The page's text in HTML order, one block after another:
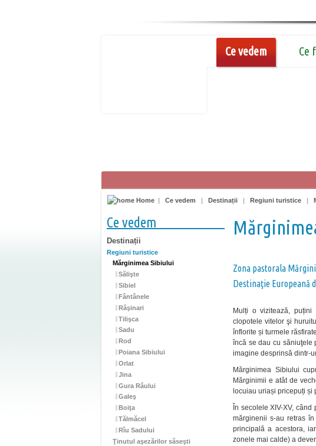
Ce vedem Ce
Home | Ce vedem | Destinații | Regiuni turistice |
Ce vedem
Destinații
Regiuni turistice
Mărginimea Sibiului
Sălişte
Sibiel
Fântânele
Răşinari
Tilişca
Sadu
Rod
Poiana Sibiului
Orlat
Jina
Gura Râului
Galeş
Boiţa
Tălmăcel
Rîu Sadului
Ţinutul aşezărilor săseşti
Zona pastorala
Destinaţie Europeană
Mulți o vizitează,
clopotele vitelor şi
înflorite și turmele
încă se dau cu săniuţele
imagine desprinsă dintr-
Mărginimea Sibiului
Mărginimii e atât de
locuiau uriași pricepuți și
În secolele XIV-XV,
mărginenii s-au retras
principală a acestora, iar
zonele mai calde) a